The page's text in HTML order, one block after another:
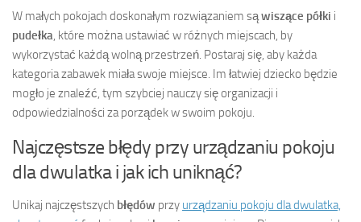
W małych pokojach doskonałym rozwiązaniem sąwiszące półki i
pudełka, które można ustawiać w różnych miejscach, by
wykorzystać każdą wolną przestrzeń. Postaraj się, aby każda
kategoria zabawek miała swoje miejsce. Im łatwiej dziecko będzie
mogło je znaleźć, tym szybciej nauczy się organizacji i
odpowiedzialności za porządek w swoim pokoju.
Najczęstsze błędy przy urządzaniu pokoju
dla dwulatka i jak ich uniknąć?
Unikaj najczęstszych błędów przy urządzaniu pokoju dla dwulatka,